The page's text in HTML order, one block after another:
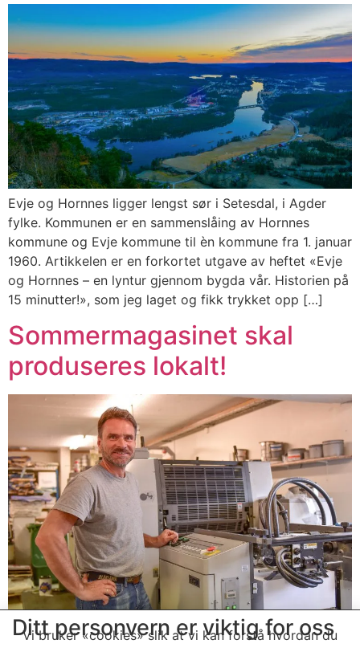
Evje og Hornnes ligger lengst sør i Setesdal, i Agder
fylke. Kommunen er en sammenslåing av Hornnes
kommune og Evje kommune til èn kommune fra 1. januar
1960. Artikkelen er en forkortet utgave av heftet «Evje
og Hornnes – en lyntur gjennom bygda vår. Historien på
15 minutter!», som jeg laget og fikk trykket opp […]
Sommermagasinet skal
produseres lokalt!
Vi som bor i Evje og Hornnes ønsker oss ei blomstrende
Ditt personvern er viktig for oss
Vi bruker «cookies» slik at vi kan forstå hvordan du